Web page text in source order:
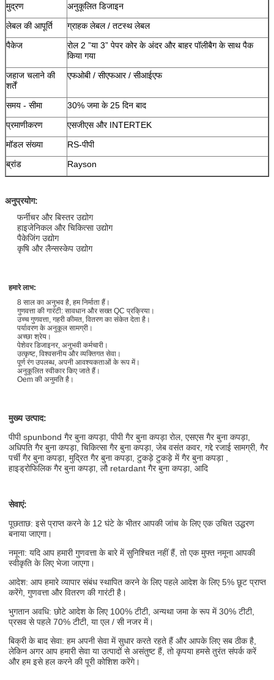
मुद्रण
अनुकूलित डिजाइन
लेबल की आपूर्ति
ग्राहक लेबल / तटस्थ लेबल
पैकेज
रोल 2 ”या 3” पेपर कोर के अंदर और बाहर पॉलीबैग के साथ पैक
किया गया
जहाज चलाने की
शर्तें
एफओबी / सीएफआर / सीआईएफ
समय - सीमा
30% जमा के 25 दिन बाद
प्रमाणीकरण
एसजीएस और INTERTEK
मॉडल संख्या
RS-पीपी
ब्रांड
Rayson
अनुप्रयोग:
फर्नीचर और बिस्तर उद्योग
हाइजेनिकल और चिकित्सा उद्योग
पैकेजिंग उद्योग
कृषि और लैन्सस्केप उद्योग
हमारे लाभ:
8 साल का अनुभव है, हम निर्माता हैं।
गुणवत्ता की गारंटी: सावधान और सख्त QC प्रक्रिया।
उच्च गुणवत्ता, गहरी कीमत, वितरण का संकेत देता है।
पर्यावरण के अनुकूल सामग्री।
अच्छा श्रेय।
पेशेवर डिजाइनर, अनुभवी कर्मचारी।
उत्कृष्ट, विश्वसनीय और व्यक्तिगत सेवा।
पूर्ण रंग उपलब्ध, अपनी आवश्यकताओं के रूप में।
अनुकूलित स्वीकार किए जाते हैं।
Oem की अनुमति है।
मुख्य उत्पाद:
पीपी spunbond गैर बुना कपड़ा, पीपी गैर बुना कपड़ा रोल, एसएस गैर बुना कपड़ा,
अधिपति गैर बुना कपड़ा, चिकित्सा गैर बुना कपड़ा, जेब वसंत कवर, गद्दे रजाई सामग्री, गैर
पर्ची गैर बुना कपड़ा, मुद्रित गैर बुना कपड़ा, टुकड़े टुकड़े में गैर बुना कपड़ा ,
हाइड्रोफिलिक गैर बुना कपड़ा, लौ retardant गैर बुना कपड़ा, आदि
सेवाएं:
पूछताछ: इसे प्राप्त करने के 12 घंटे के भीतर आपकी जांच के लिए एक उचित उद्धरण
बनाया जाएगा।
नमूना: यदि आप हमारी गुणवत्ता के बारे में सुनिश्चित नहीं हैं, तो एक मुफ्त नमूना आपकी
स्वीकृति के लिए भेजा जाएगा।
आदेश: आप हमारे व्यापार संबंध स्थापित करने के लिए पहले आदेश के लिए 5% छूट प्राप्त
करेंगे, गुणवत्ता और वितरण की गारंटी है।
भुगतान अवधि: छोटे आदेश के लिए 100% टीटी, अन्यथा जमा के रूप में 30% टीटी,
प्रसव से पहले 70% टीटी, या एल / सी नजर में।
बिक्री के बाद सेवा: हम अपनी सेवा में सुधार करते रहते हैं और आपके लिए सब ठीक है,
लेकिन अगर आप हमारी सेवा या उत्पादों से असंतुष्ट हैं, तो कृपया हमसे तुरंत संपर्क करें
और हम इसे हल करने की पूरी कोशिश करेंगे।